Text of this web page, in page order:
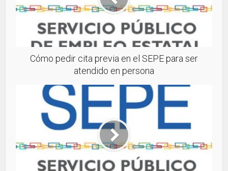
Cómo pedir cita previa en el SEPE para ser
atendido en persona